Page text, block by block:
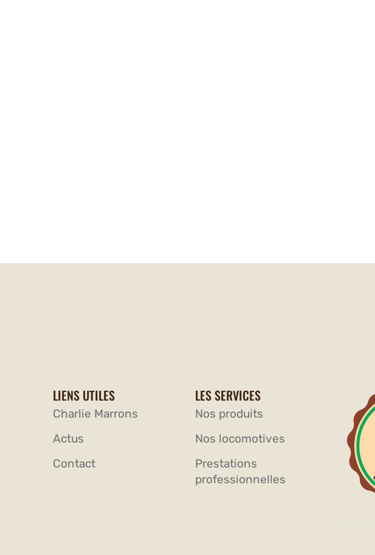
LIENS UTILES
Charlie Marrons
Actus
Contact
LES SERVICES
Nos produits
Nos locomotives
Prestations
professionnelles